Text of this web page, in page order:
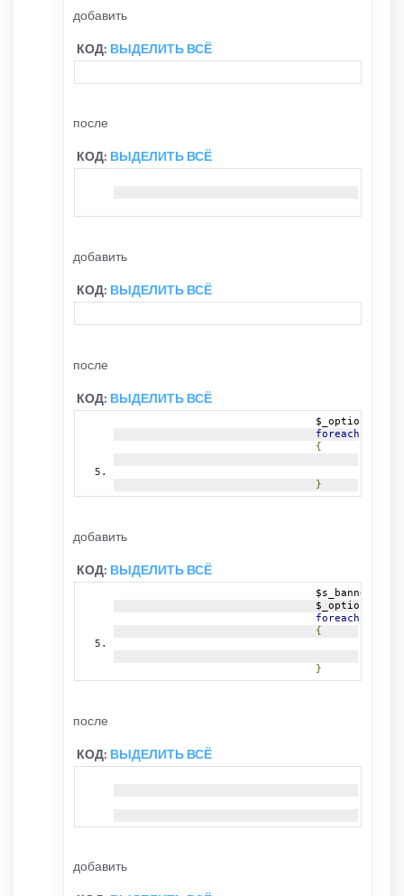
добавить
КОД: ВЫДЕЛИТЬ ВСЁ
после
КОД: ВЫДЕЛИТЬ ВСЁ
добавить
КОД: ВЫДЕЛИТЬ ВСЁ
после
КОД: ВЫДЕЛИТЬ ВСЁ
				$_options
foreach
{
}
добавить
КОД: ВЫДЕЛИТЬ ВСЁ
				$_options
foreach
{
}
после
КОД: ВЫДЕЛИТЬ ВСЁ
добавить